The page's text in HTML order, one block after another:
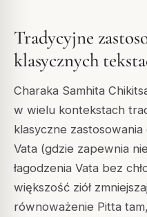
Tradycyjne
klasycznych
Charaka Samhita
w wielu kontekstach
klasyczne
Vata (gdzie zapewnia
łagodzenia Vata bez
większość ziół
równoważenie Pitta